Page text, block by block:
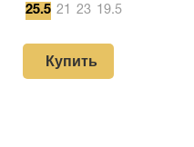
25.5 21 23 19.5
Купить